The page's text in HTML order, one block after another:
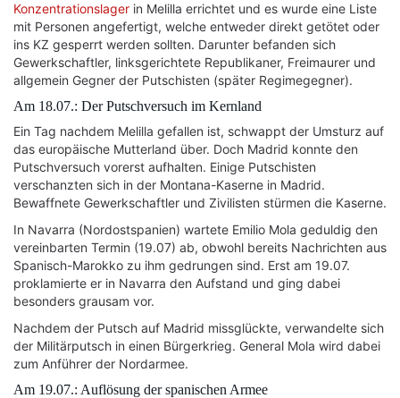
Konzentrationslager in Melilla errichtet und es wurde eine Liste
mit Personen angefertigt, welche entweder direkt getötet oder
ins KZ gesperrt werden sollten. Darunter befanden sich
Gewerkschaftler, linksgerichtete Republikaner, Freimaurer und
allgemein Gegner der Putschisten (später Regimegegner).
Am 18.07.: Der Putschversuch im Kernland
Ein Tag nachdem Melilla gefallen ist, schwappt der Umsturz auf
das europäische Mutterland über. Doch Madrid konnte den
Putschversuch vorerst aufhalten. Einige Putschisten
verschanzten sich in der Montana-Kaserne in Madrid.
Bewaffnete Gewerkschaftler und Zivilisten stürmen die Kaserne.
In Navarra (Nordostspanien) wartete Emilio Mola geduldig den
vereinbarten Termin (19.07) ab, obwohl bereits Nachrichten aus
Spanisch-Marokko zu ihm gedrungen sind. Erst am 19.07.
proklamierte er in Navarra den Aufstand und ging dabei
besonders grausam vor.
Nachdem der Putsch auf Madrid missglückte, verwandelte sich
der Militärputsch in einen Bürgerkrieg. General Mola wird dabei
zum Anführer der Nordarmee.
Am 19.07.: Auflösung der spanischen Armee